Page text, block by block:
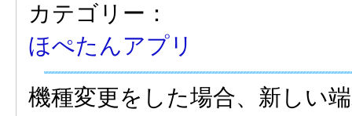
カテゴリー：
ほぺたんアプリ
機種変更をした場合、新しい